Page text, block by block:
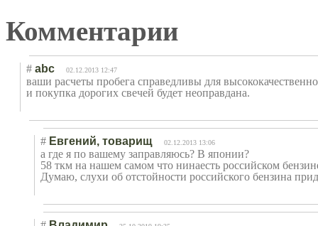
Комментарии
# abc 02.12.2013 12:47
ваши расчеты пробега справедливы для
и покупка дорогих свечей будет неоправдана.
# Евгений, товарищ 02.12.2013 13:06
а где я по вашему заправляюсь? В японии?
58 ткм на нашем самом что нинаесть российском
Думаю, слухи об отстойности российского бензина